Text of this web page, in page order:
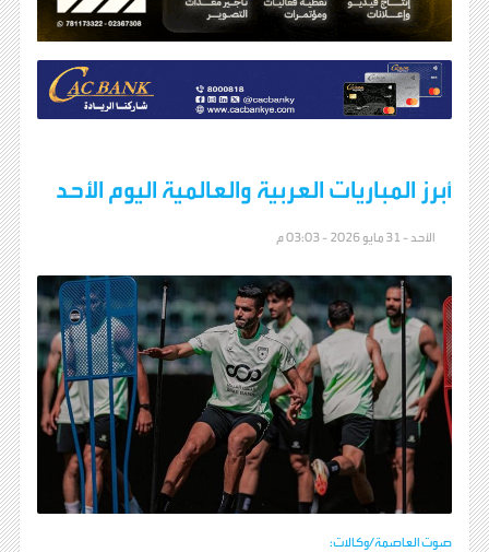
أبرز المباريات العربية والعالمية اليوم الأحد
الأحد - 31 مايو 2026 - 03:03 م
صوت العاصمة/وكالات: